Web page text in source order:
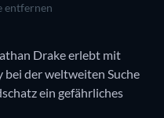
entfernen
Drake erlebt mit
der weltweiten Suche
ein gefährliches